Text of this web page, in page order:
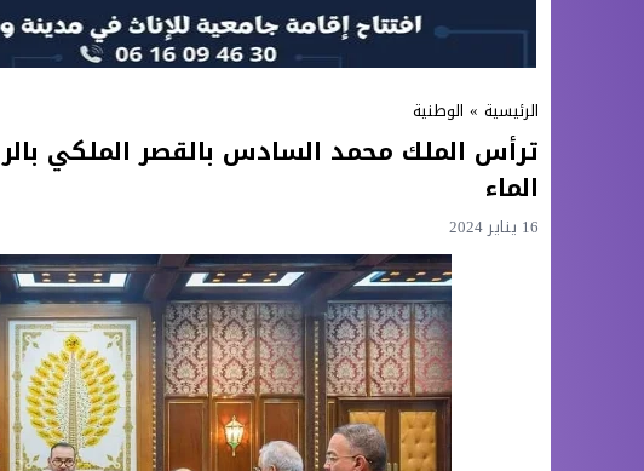
الرئيسية » الوطنية
ترأس الملك محمد السادس بالقصر الملكي
الماء
16 يناير 2024